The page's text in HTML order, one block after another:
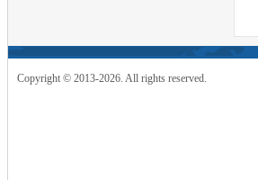
Copyright © 2013-2026. All rights reserved.